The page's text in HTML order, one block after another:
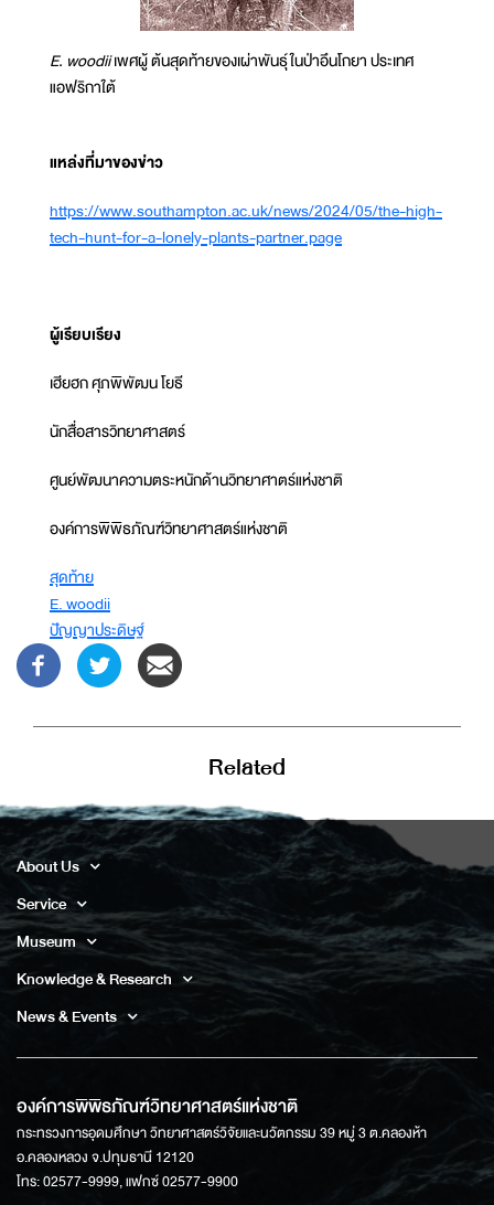
E. woodiiเพศผู้ ต้นสุดท้ายของเผ่าพันธุ์ ในป่าอึนโกยา ประเทศ
แอฟริกาใต้
แหล่งที่มาของข่าว
https://www.southampton.ac.uk/news/2024/05/the-high-
tech-hunt-for-a-lonely-plants-partner.page
ผู้เรียบเรียง
เฮียฮก ศุภพิพัฒน โยธี
นักสื่อสารวิทยาศาสตร์
ศูนย์พัฒนาความตระหนักด้านวิทยาศาตร์แห่งชาติ
องค์การพิพิธภัณฑ์วิทยาศาสตร์แห่งชาติ
สุดท้าย
E. woodii
ปัญญาประดิษฐ์
Related
About Us
Service
Museum
Knowledge & Research
News & Events
องค์การพิพิธภัณฑ์วิทยาศาสตร์แห่งชาติ
กระทรวงการอุดมศึกษา วิทยาศาสตร์วิจัยและนวัตกรรม 39 หมู่ 3 ต.คลองห้า
อ.คลองหลวง จ.ปทุมธานี 12120
โทร: 02577-9999, แฟกซ์ 02577-9900